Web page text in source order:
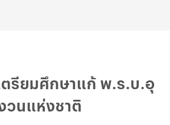
รียมศึกษาแก้ พ.ร.บ.อุ
วนแห่งชาติ